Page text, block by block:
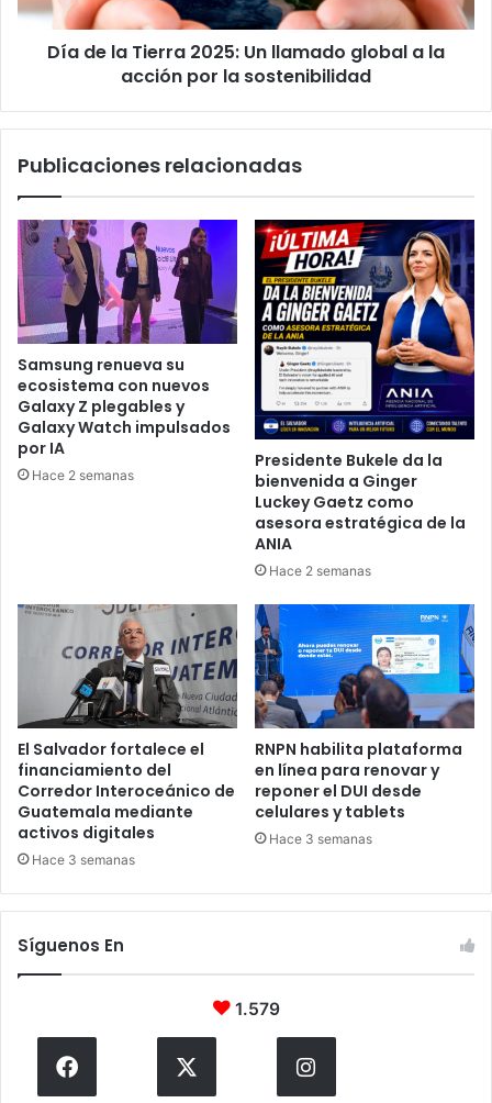
Día de la Tierra 2025: Un llamado global a la
acción por la sostenibilidad
Publicaciones relacionadas
Samsung renueva su
ecosistema con nuevos
Galaxy Z plegables y
Galaxy Watch impulsados
por IA
Hace 2 semanas
Presidente Bukele da la
bienvenida a Ginger
Luckey Gaetz como
asesora estratégica de la
ANIA
Hace 2 semanas
El Salvador fortalece el
financiamiento del
Corredor Interoceánico de
Guatemala mediante
activos digitales
Hace 3 semanas
RNPN habilita plataforma
en línea para renovar y
reponer el DUI desde
celulares y tablets
Hace 3 semanas
Síguenos En
1.579